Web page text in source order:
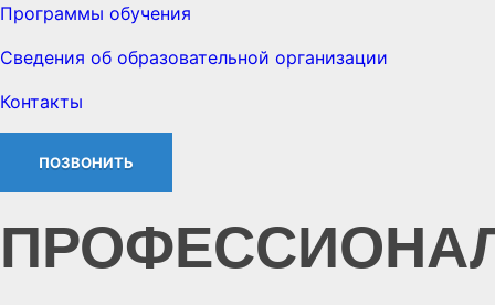
Программы обучения
Сведения об образовательной организации
Контакты
ПОЗВОНИТЬ